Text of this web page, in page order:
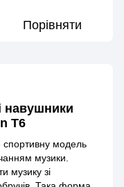
Порівняти
навушники
T6
модель
музики.
музику зі